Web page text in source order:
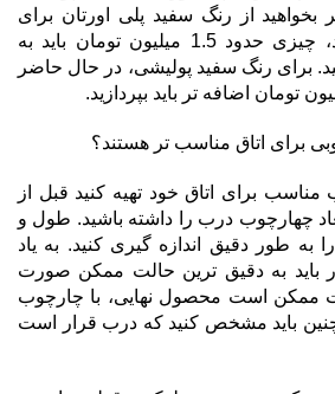
بخواهید از رنگ سفید پلی اورتان برای
درب خود استفاده کنید، چیزی حدود 1.5 میلیون تومان باید به
برای رنگ سفید پولیشی، در حال حاضر
برای اتاق مناسب تر هستند؟
برای اتاق خود تهیه کنید قبل از
چهارچوب درب را داشته باشید. طول و
طور دقیق اندازه گیری کنید. به یاد
باید به دقیق ترین حالت ممکن صورت
ممکن است محصول نهایی، با چارچوب
باید مشخص کنید که درب قرار است